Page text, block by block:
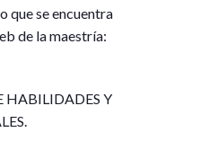
que se encuentra
de la maestría:
HABILIDADES Y